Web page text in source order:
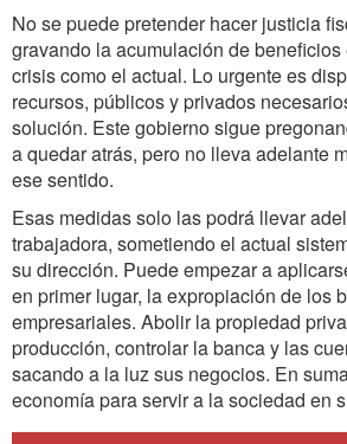
No se puede pretender hacer justicia
gravando la acumulación de
crisis como el actual. Lo urgente es
recursos, públicos y privados
solución. Este gobierno sigue
a quedar atrás, pero no lleva adelante
ese sentido.
Esas medidas solo las podrá llevar
trabajadora, sometiendo el actual
su dirección. Puede empezar a
en primer lugar, la expropiación de los
empresariales. Abolir la propiedad
producción, controlar la banca y las
sacando a la luz sus negocios. En
economía para servir a la sociedad en